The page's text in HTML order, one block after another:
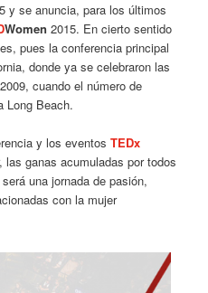
y se anuncia, para los últimos
Women 2015. En cierto sentido
pues la conferencia principal
donde ya se celebraron las
cuando el número de
Long Beach.
y los eventosTEDx
ganas acumuladas por todos
una jornada de pasión,
con la mujer